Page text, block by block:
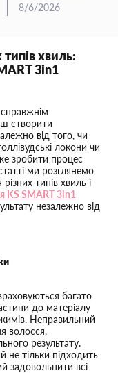
8/6/2026
хвиль:
3in1
створити
від того, чи
локони чи
зробити процес
ми розглянемо
типів хвиль і
KS SMART 3in1
незалежно від
багато
до матеріалу
Неправильний
волосся,
результату.
не тільки підходить
задовольнити всі